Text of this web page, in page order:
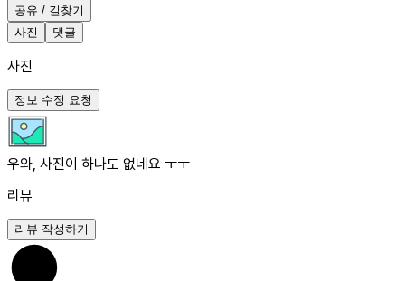
공유 / 길찾기
사진
댓글
사진
정보 수정 요청
우와, 사진이 하나도 없네요 ㅜㅜ
리뷰
리뷰 작성하기